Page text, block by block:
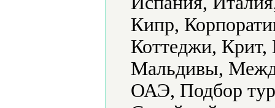
Кипр,
Коттеджи,
Мальдивы,
ОАЭ, Подбор